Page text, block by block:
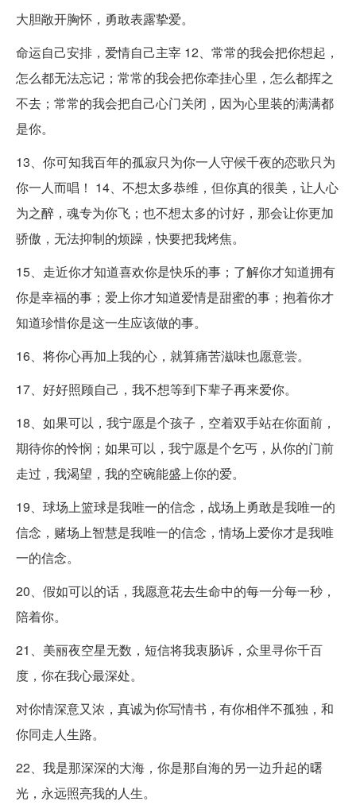
大胆敞开胸怀，勇敢表露挚爱。
命运自己安排，爱情自己主宰 12、常常的我会把你想起，
怎么都无法忘记；常常的我会把你牵挂心里，怎么都挥之
不去；常常的我会把自己心门关闭，因为心里装的满满都
是你。
13、你可知我百年的孤寂只为你一人守候千夜的恋歌只为
你一人而唱！ 14、不想太多恭维，但你真的很美，让人心
为之醉，魂专为你飞；也不想太多的讨好，那会让你更加
骄傲，无法抑制的烦躁，快要把我烤焦。
15、走近你才知道喜欢你是快乐的事；了解你才知道拥有
你是幸福的事；爱上你才知道爱情是甜蜜的事；抱着你才
知道珍惜你是这一生应该做的事。
16、将你心再加上我的心，就算痛苦滋味也愿意尝。
17、好好照顾自己，我不想等到下辈子再来爱你。
18、如果可以，我宁愿是个孩子，空着双手站在你面前，
期待你的怜悯；如果可以，我宁愿是个乞丐，从你的门前
走过，我渴望，我的空碗能盛上你的爱。
19、球场上篮球是我唯一的信念，战场上勇敢是我唯一的
信念，赌场上智慧是我唯一的信念，情场上爱你才是我唯
一的信念。
20、假如可以的话，我愿意花去生命中的每一分每一秒，
陪着你。
21、美丽夜空星无数，短信将我衷肠诉，众里寻你千百
度，你在我心最深处。
对你情深意又浓，真诚为你写情书，有你相伴不孤独，和
你同走人生路。
22、我是那深深的大海，你是那自海的另一边升起的曙
光，永远照亮我的人生。